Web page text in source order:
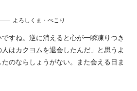
よろしくま・ぺこり
すね。逆に消えると心が一瞬凍りつき
はカクヨムを退会したんだ」と思うよ
のならしょうがない。また会える日ま